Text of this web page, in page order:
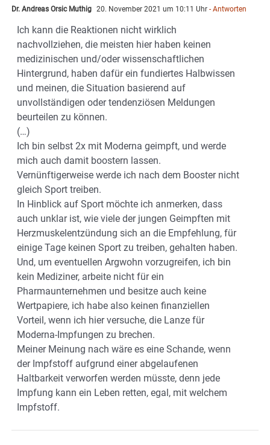
Dr. Andreas Orsic Muthig 20. November 2021 um 10:11 Uhr - Antworten
Ich kann die Reaktionen nicht wirklich
nachvollziehen, die meisten hier haben keinen
medizinischen und/oder wissenschaftlichen
Hintergrund, haben dafür ein fundiertes Halbwissen
und meinen, die Situation basierend auf
unvollständigen oder tendenziösen Meldungen
beurteilen zu können.
(…)
Ich bin selbst 2x mit Moderna geimpft, und werde
mich auch damit boostern lassen.
Vernünftigerweise werde ich nach dem Booster nicht
gleich Sport treiben.
In Hinblick auf Sport möchte ich anmerken, dass
auch unklar ist, wie viele der jungen Geimpften mit
Herzmuskelentzündung sich an die Empfehlung, für
einige Tage keinen Sport zu treiben, gehalten haben.
Und, um eventuellen Argwohn vorzugreifen, ich bin
kein Mediziner, arbeite nicht für ein
Pharmaunternehmen und besitze auch keine
Wertpapiere, ich habe also keinen finanziellen
Vorteil, wenn ich hier versuche, die Lanze für
Moderna-Impfungen zu brechen.
Meiner Meinung nach wäre es eine Schande, wenn
der Impfstoff aufgrund einer abgelaufenen
Haltbarkeit verworfen werden müsste, denn jede
Impfung kann ein Leben retten, egal, mit welchem
Impfstoff.